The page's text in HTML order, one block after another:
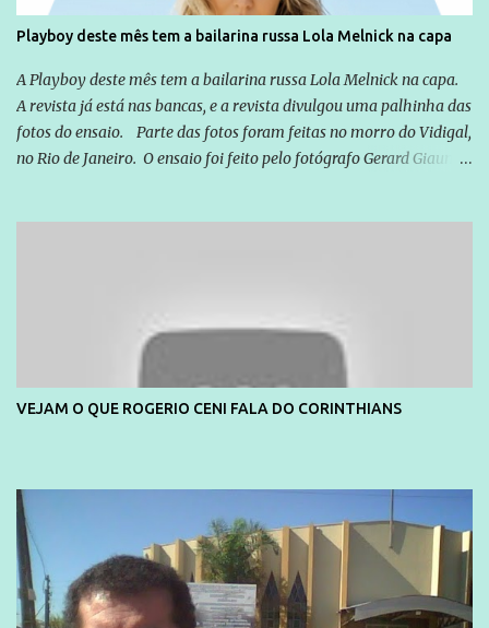
da Lava Jato, Reformas que podem retirar ou não direitos, ou
quem vai ser preso ou não; é preciso levar até as pessoas, do mais
simples ao mais burguês, o que diz a nossa Constituição, quais são
seus direitos e deveres em ...
Playboy deste mês tem a bailarina russa Lola Melnick na capa
A Playboy deste mês tem a bailarina russa Lola Melnick na capa.
A revista já está nas bancas, e a revista divulgou uma palhinha das
fotos do ensaio. Parte das fotos foram feitas no morro do Vidigal,
no Rio de Janeiro. O ensaio foi feito pelo fotógrafo Gerard Giaume
VEJAM O QUE ROGERIO CENI FALA DO CORINTHIANS